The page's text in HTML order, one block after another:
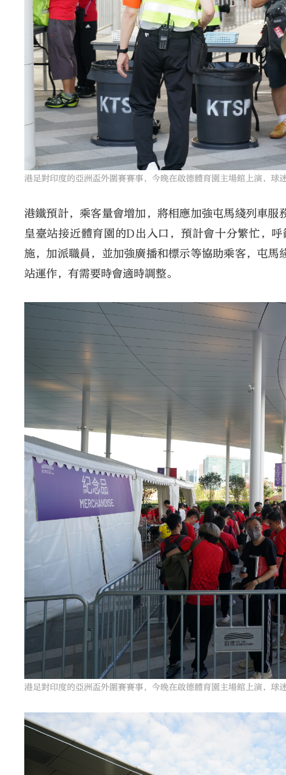
港足對印度的亞洲盃外圍賽賽事，今晚在啟德體育園主場館上演，球
港鐵預計，乘客量會增加，將相應加強屯馬綫列車
皇臺站接近體育園的D出入口，預計會十分繁忙，
施，加派職員，並加強廣播和標示等協助乘客，屯
站運作，有需要時會適時調整。
港足對印度的亞洲盃外圍賽賽事，今晚在啟德體育園主場館上演，球